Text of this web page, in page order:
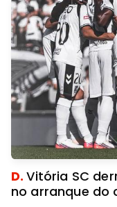
D.Vitória SC
no arranque do